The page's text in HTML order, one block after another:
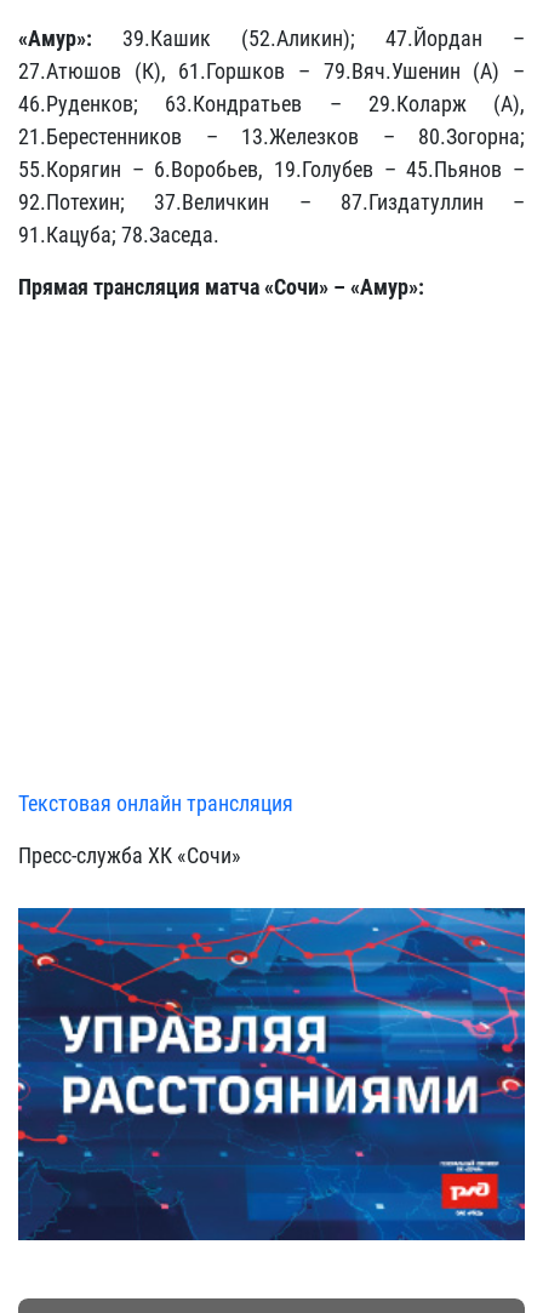
«Амур»: 39.Кашик (52.Аликин); 47.Йордан –
27.Атюшов (К), 61.Горшков – 79.Вяч.Ушенин (А) –
46.Руденков; 63.Кондратьев – 29.Коларж (А),
21.Берестенников – 13.Железков – 80.Зогорна;
55.Корягин – 6.Воробьев, 19.Голубев – 45.Пьянов –
92.Потехин; 37.Величкин – 87.Гиздатуллин –
91.Кацуба; 78.Заседа.
Прямая трансляция матча«Сочи» – «Амур»:
Текстовая онлайн трансляция
Пресс-служба ХК «Сочи»